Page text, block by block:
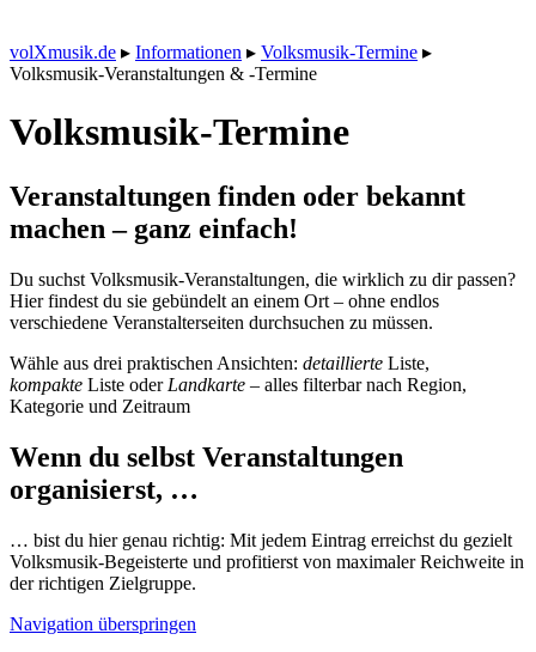
volXmusik.de ▸ Informationen ▸ Volksmusik-Termine ▸
Volksmusik-Veranstaltungen & -Termine
Volksmusik-Termine
Veranstaltungen finden oder bekannt
machen – ganz einfach!
Du suchst Volksmusik-Veranstaltungen, die wirklich zu dir passen?
Hier findest du sie gebündelt an einem Ort – ohne endlos
verschiedene Veranstalterseiten durchsuchen zu müssen.
Wähle aus drei praktischen Ansichten: detaillierte Liste,
kompakte Liste oder Landkarte – alles filterbar nach Region,
Kategorie und Zeitraum
Wenn du selbst Veranstaltungen
organisierst, …
… bist du hier genau richtig: Mit jedem Eintrag erreichst du gezielt
Volksmusik-Begeisterte und profitierst von maximaler Reichweite in
der richtigen Zielgruppe.
Navigation überspringen